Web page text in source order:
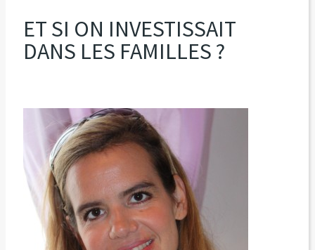
ET SI ON INVESTISSAIT
DANS LES FAMILLES ?